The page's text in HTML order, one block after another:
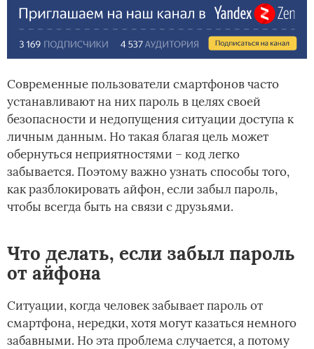
Современные пользователи смартфонов часто
устанавливают на них пароль в целях своей
безопасности и недопущения ситуации доступа к
личным данным. Но такая благая цель может
обернуться неприятностями – код легко
забывается. Поэтому важно узнать способы того,
как разблокировать айфон, если забыл пароль,
чтобы всегда быть на связи с друзьями.
Что делать, если забыл пароль
от айфона
Ситуации, когда человек забывает пароль от
смартфона, нередки, хотя могут казаться немного
забавными. Но эта проблема случается, а потому